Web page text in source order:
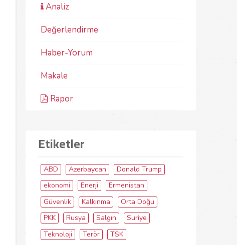
Analiz
Değerlendirme
Haber-Yorum
Makale
Rapor
Etiketler
ABD Azerbaycan
Donald Trump
ekonomi
Enerji
Ermenistan
Güvenlik
Kalkınma
Orta Doğu
PKK
Rusya Salgın
Suriye
Teknoloji
Terör
TSK